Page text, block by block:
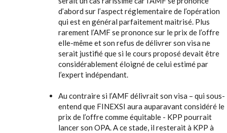
d’abord sur l’aspect réglementaire de l’opération
qui est en général parfaitement maitrisé. Plus
rarement l’AMF se prononce sur le prix de l’offre
elle-même et son refus de délivrer son visa ne
serait justifié que si le cours proposé devait être
considérablement éloigné de celui estimé par
l’expert indépendant.
Au contraire si l’AMF délivrait son visa – qui sous-
entend que FINEXSI aura auparavant considéré le
prix de l’offre comme équitable - KPP pourrait
lancer son OPA. A ce stade, il resterait à KPP à